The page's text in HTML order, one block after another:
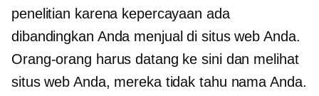
penelitian karena kepercayaan ada
dibandingkan Anda menjual di situs web Anda.
Orang-orang harus datang ke sini dan melihat
situs web Anda, mereka tidak tahu nama Anda.